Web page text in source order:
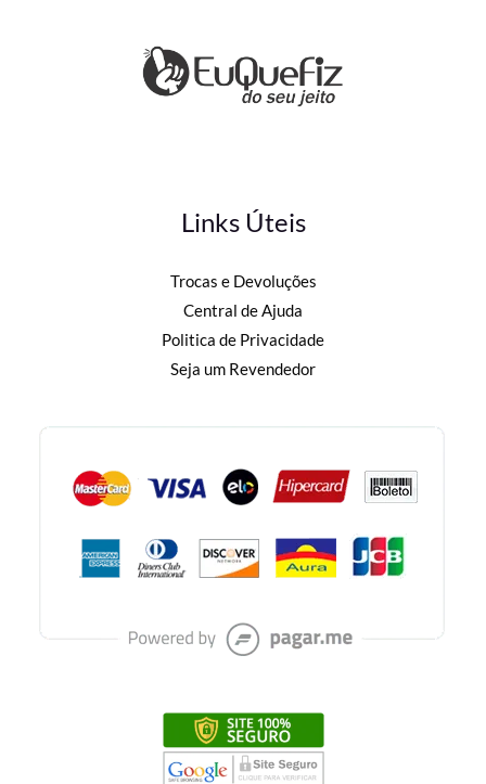
Links Úteis
Trocas e Devoluções
Central de Ajuda
Politica de Privacidade
Seja um Revendedor